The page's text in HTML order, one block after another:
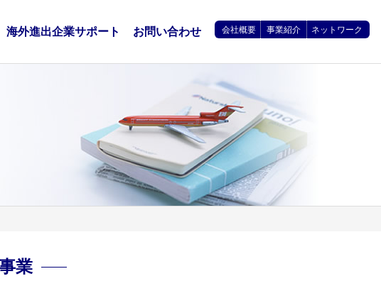
海外進出企業サポート お問い合わせ 会社概要 事業紹介 ネットワーク
業